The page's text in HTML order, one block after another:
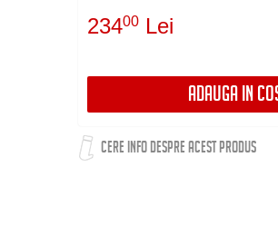
23400Lei
ADAUGA IN
CERE INFO DESPRE ACEST PRODUS